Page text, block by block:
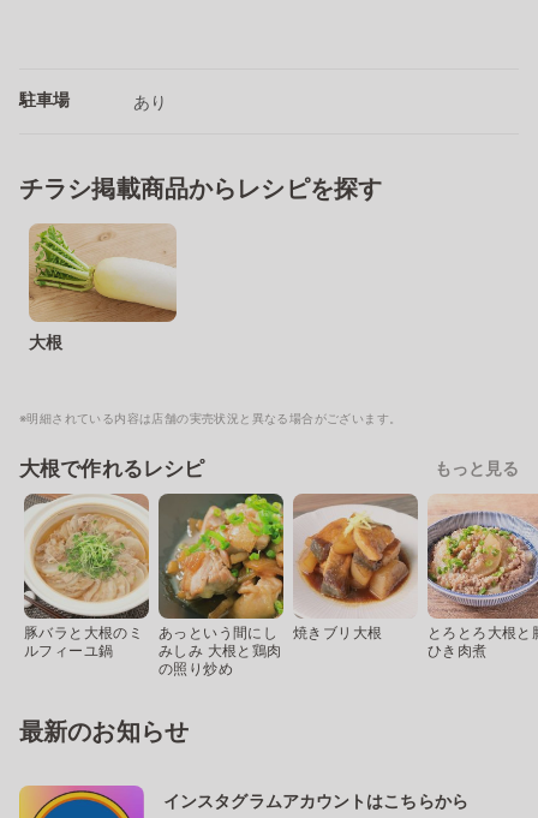
駐車場 あり
チラシ掲載商品からレシピを探す
大根
※明細されている内容は店舗の実売状況と異なる場合がございます。
大根で作れるレシピ もっと見る
豚バラと大根のミ
ルフィーユ鍋
あっという間にし
みしみ 大根と鶏肉
の照り炒め
焼きブリ大根
とろとろ大根と
ひき肉煮
最新のお知らせ
インスタグラムアカウントはこちらから